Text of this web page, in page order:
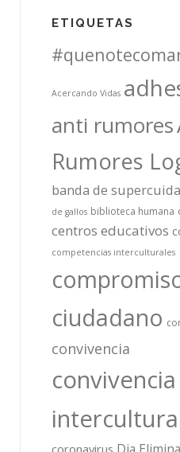
ETIQUETAS
Acercando Vidas
anti rumores
Rumores
banda de
de gallos biblioteca humana
centros educativos
competencias interculturales
ciudadano
convivencia
convivencia
coronavirus